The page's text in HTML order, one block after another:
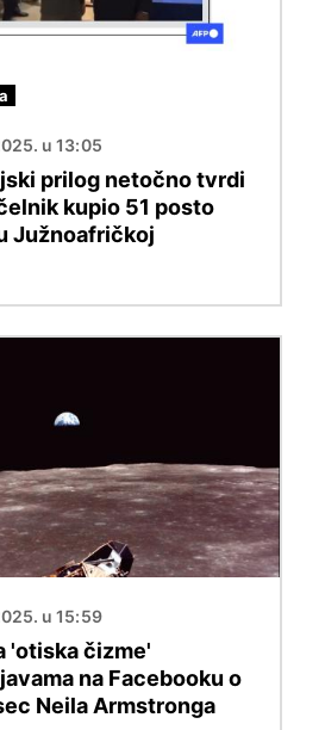
u 13:05
prilog netočno tvrdi
kupio 51 posto
Južnoafričkoj
u 15:59
'otiska čizme'
na Facebooku o
Neila Armstronga